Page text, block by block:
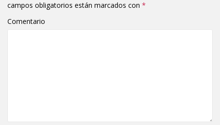
campos obligatorios están marcados con *
Comentario